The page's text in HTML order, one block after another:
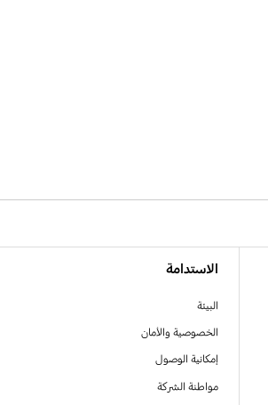
الاستدامة
البيئة
الخصوصية والأمان
إمكانية الوصول
مواطنة الشركة